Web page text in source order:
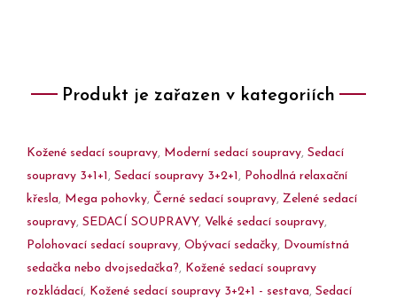
Produkt je zařazen v kategoriích
Kožené sedací soupravy, Moderní sedací soupravy, Sedací
soupravy 3+1+1 , Sedací soupravy 3+2+1 , Pohodlná relaxační
křesla, Mega pohovky, Černé sedací soupravy, Zelené sedací
soupravy, SEDACÍ SOUPRAVY, Velké sedací soupravy,
Polohovací sedací soupravy, Obývací sedačky, Dvoumístná
sedačka nebo dvojsedačka?, Kožené sedací soupravy
rozkládací, Kožené sedací soupravy 3+2+1 - sestava, Sedací